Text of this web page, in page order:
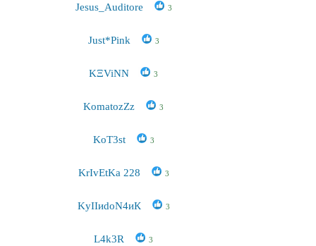
Jesus_Auditore 3
Just*Pink 3
KΞViNN 3
KomatozZz 3
KoT3st 3
KrIvEtKa 228 3
KyIIиdoN4иК 3
L4k3R 3